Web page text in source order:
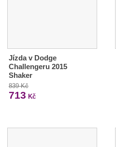
Jízda v Dodge
Challengeru 2015
Shaker
839 Kč
713 Kč